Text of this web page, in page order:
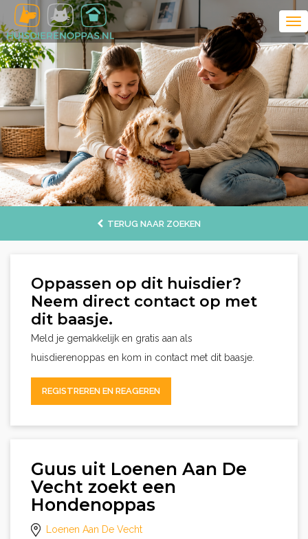
TERUG NAAR ZOEKEN
Oppassen op dit huisdier?
Neem direct contact op met
dit baasje.
Meld je gemakkelijk en gratis aan als
huisdierenoppas en kom in contact met dit baasje.
REGISTREREN EN REAGEREN
Guus uit Loenen Aan De
Vecht zoekt een
Hondenoppas
Loenen Aan De Vecht